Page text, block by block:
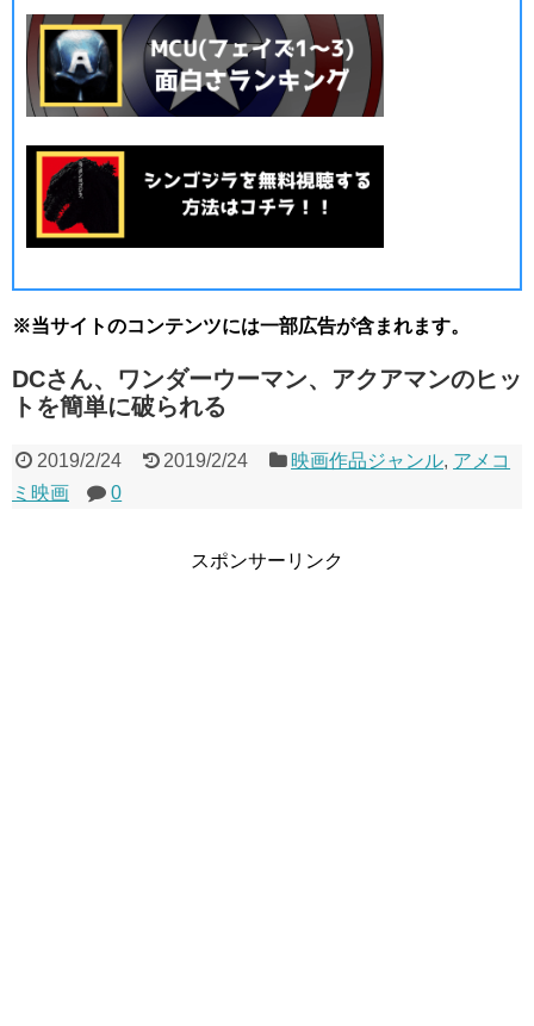
※当サイトのコンテンツには一部広告が含まれます。
DCさん、ワンダーウーマン、アクアマンのヒッ
トを簡単に破られる
2019/2/24 2019/2/24 映画作品ジャンル, アメコ
ミ映画
0
スポンサーリンク